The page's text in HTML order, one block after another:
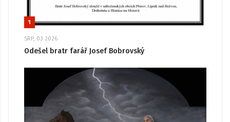
1
SRP, 03 2026
Odešel bratr farář Josef Bobrovský